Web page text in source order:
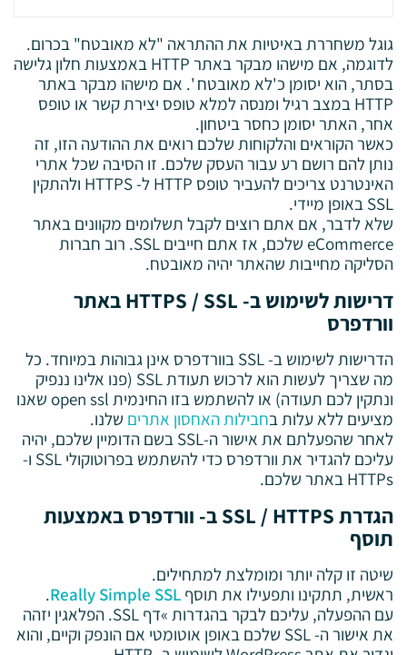
גוגל משחררת באיטיות את ההתראה "לא מאובטח" בכרום.
לדוגמה, אם מישהו מבקר באתר HTTP באמצעות חלון גלישה
בסתר, הוא יסומן כ'לא מאובטח '. אם מישהו מבקר באתר
HTTP במצב רגיל ומנסה למלא טופס יצירת קשר או טופס
אחר, האתר יסומן כחסר ביטחון.
כאשר הקוראים והלקוחות שלכם רואים את ההודעה הזו, זה
נותן להם רושם רע עבור העסק שלכם. זו הסיבה שכל אתרי
האינטרנט צריכים להעביר טופס HTTP ל- HTTPS ולהתקין
SSL באופן מיידי.
שלא לדבר, אם אתם רוצים לקבל תשלומים מקוונים באתר
eCommerce שלכם, אז אתם חייבים SSL. רוב חברות
הסליקה מחייבות שהאתר יהיה מאובטח.
דרישות לשימוש ב- HTTPS / SSL באתר
וורדפרס
הדרישות לשימוש ב- SSL בוורדפרס אינן גבוהות במיוחד. כל
מה שצריך לעשות הוא לרכוש תעודת SSL (פנו אלינו ננפיק
ונתקין לכם תעודה) או להשתמש בזו החינמית open ssl שאנו
מציעים ללא עלות בחבילות האחסון אתריםשלנו.
לאחר שהפעלתם את אישור ה-SSL בשם הדומיין שלכם, יהיה
עליכם להגדיר את וורדפרס כדי להשתמש בפרוטוקולי SSL ו-
HTTPs באתר שלכם.
הגדרת SSL / HTTPS ב- וורדפרס באמצעות
תוסף
שיטה זו קלה יותר ומומלצת למתחילים.
ראשית, תתקינו ותפעילו את תוסףReally Simple SSL
.
עם ההפעלה, עליכם לבקר בהגדרות »דף SSL. הפלאגין יזהה
את אישור ה- SSL שלכם באופן אוטומטי אם הונפק וקיים, והוא